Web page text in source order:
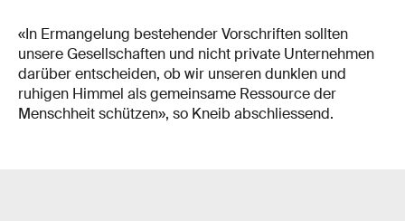
«In Ermangelung bestehender Vorschriften sollten
unsere Gesellschaften und nicht private Unternehmen
darüber entscheiden, ob wir unseren dunklen und
ruhigen Himmel als gemeinsame Ressource der
Menschheit schützen», so Kneib abschliessend.